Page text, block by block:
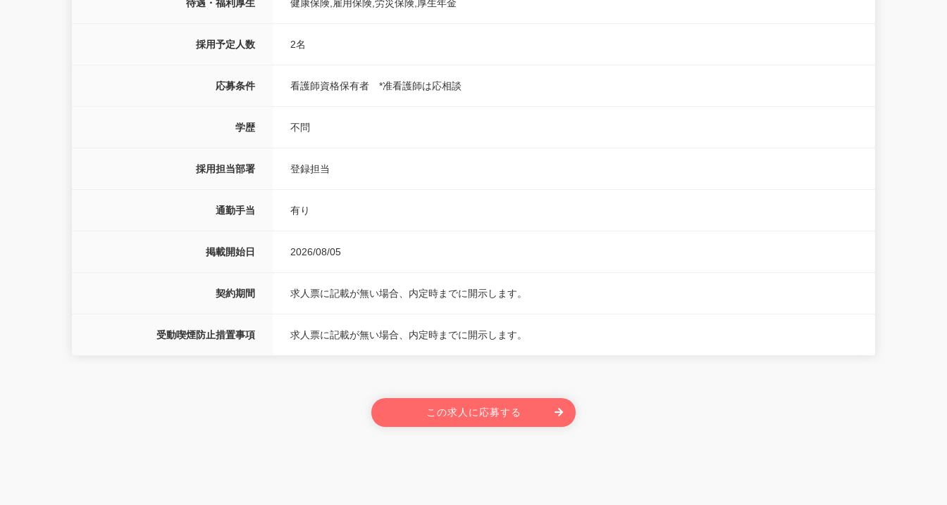
待遇・福利厚生 健康保険,雇用保険,労災保険,厚生年金
採用予定人数 2名
応募条件 看護師資格保有者 *准看護師は応相談
学歴 不問
採用担当部署 登録担当
通勤手当 有り
掲載開始日 2026/08/05
契約期間 求人票に記載が無い場合、内定時までに開示します。
受動喫煙防止措置事項 求人票に記載が無い場合、内定時までに開示します。
この求人に応募する